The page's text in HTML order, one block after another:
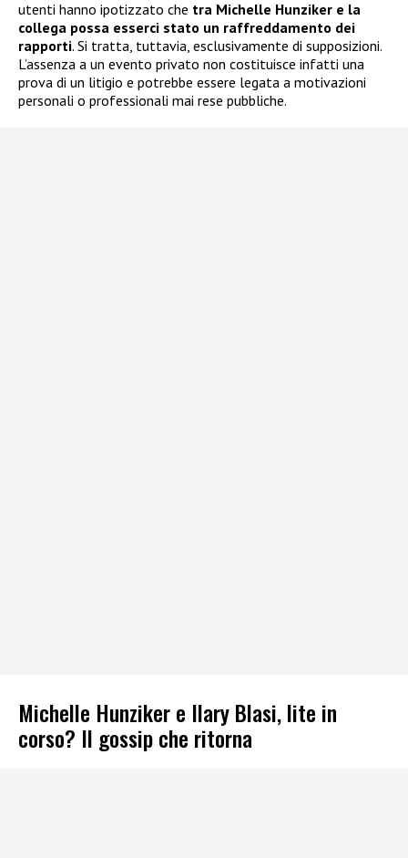
utenti hanno ipotizzato che tra Michelle Hunziker e la
collega possa esserci stato un raffreddamento dei
rapporti. Si tratta, tuttavia, esclusivamente di supposizioni.
L’assenza a un evento privato non costituisce infatti una
prova di un litigio e potrebbe essere legata a motivazioni
personali o professionali mai rese pubbliche.
Michelle Hunziker e Ilary Blasi, lite in
corso? Il gossip che ritorna